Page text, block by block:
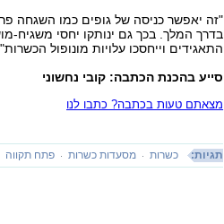
"זה יאפשר כניסה של גופים כמו השגחה
בדרך המלך. בכך גם ינותקו יחסי משגיח-
התאגידים וייחסכו עלויות מונופול הכשרות".
סייע בהכנת הכתבה: קובי נחשוני
מצאתם טעות בכתבה? כתבו לנו
תגיות: כשרות מסעדות כשרות פתח תקווה